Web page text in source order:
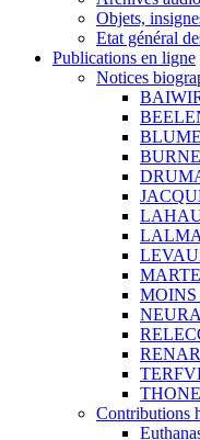
Objets,
Etat général
Publications en ligne
Notices
MOINS
Contributions